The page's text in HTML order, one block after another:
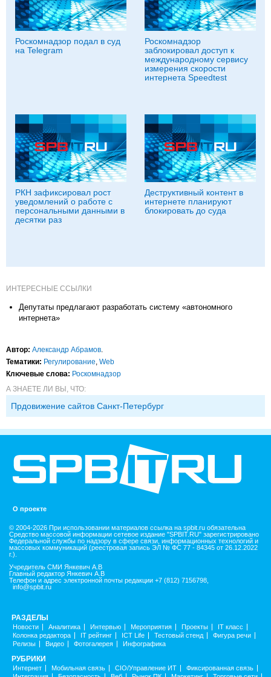
Роскомнадзор подал в суд
на Telegram
Роскомнадзор
заблокировал доступ к
международному сервису
измерения скорости
интернета Speedtest
РКН зафиксировал рост
уведомлений о работе с
персональными данными в
десятки раз
Деструктивный контент в
интернете планируют
блокировать до суда
ИНТЕРЕСНЫЕ ССЫЛКИ
Депутаты предлагают разработать систему «автономного
интернета»
Автор: Александр Абрамов
Тематики: Регулирование Web
Ключевые слова: Роскомнадзор
А ЗНАЕТЕ ЛИ ВЫ, ЧТО:
Прдовижение сайтов Санкт-Петербург
О проекте
© 2004-2026 При использовании материалов ссылка на spbit.ru обязательна
Средство массовой информации сетевое издание "SPBIT.RU" зарегистрировано
Федеральной службы по надзору в сфере связи, информационных технологий и
массовых коммуникаций (реестровая запись ЭЛ № ФС 77 - 84345 от 26.12.2022
г.).
Учредитель СМИ Янкевич А.В
Главный редактор Янкевич А.В
Телефон и адрес электронной почты редакции +7 (812) 7156798,
info@spbit.ru
РАЗДЕЛЫ
Новости Аналитика Интервью Мероприятия Проекты
IT класс
Колонка редактора
IT рейтинг ICT Life Тестовый стенд
Фигура речи
Релизы
Видео Фотогалерея Инфографика
РУБРИКИ
Интернет Мобильная связь CIO/Управление ИТ
Фиксированная связь